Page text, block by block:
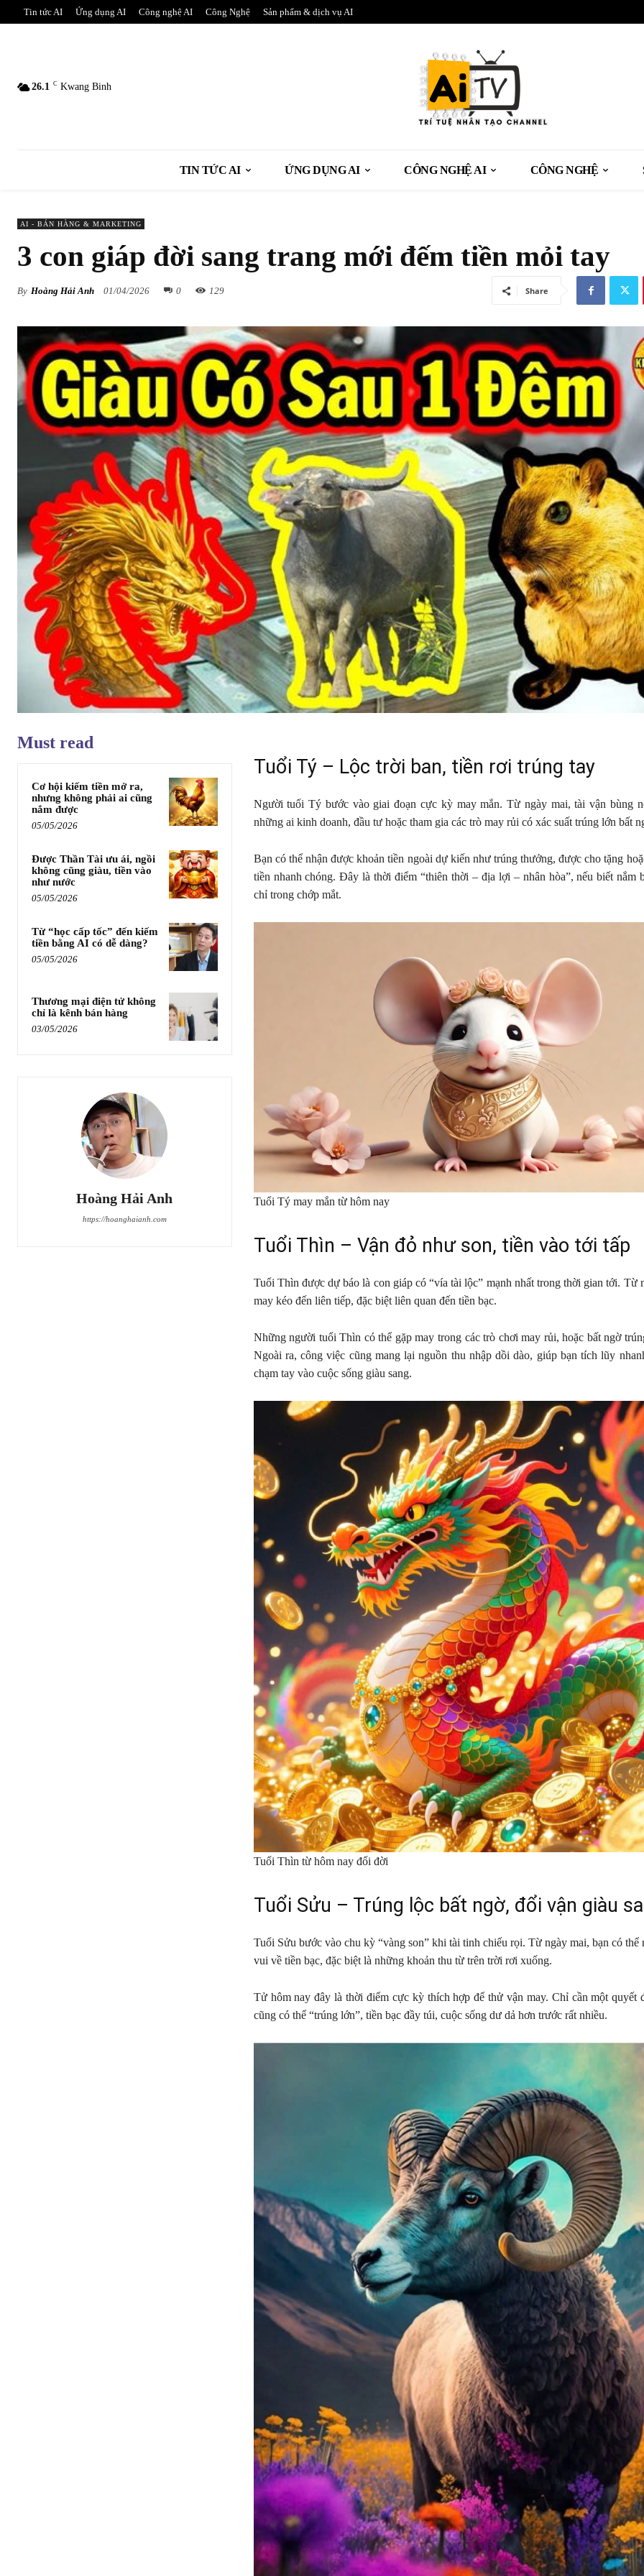
Tin tức AI Ứng dụng AI Công nghệ AI Công Nghệ Sản phẩm & dịch vụ AI
26.1 C Kwang Binh
TIN TỨC AI ỨNG DỤNG AI CÔNG NGHỆ AI CÔNG NGHỆ
AI - BÁN HÀNG & MARKETING
3 con giáp đời sang trang mới đếm tiền mỏi tay
By Hoàng Hải Anh 01/04/2026 0 129 Share
Must read
Cơ hội kiếm tiền mở ra,
nhưng không phải ai cũng
nắm được
05/05/2026
Được Thần Tài ưu ái, ngồi
không cũng giàu, tiền vào
như nước
05/05/2026
Từ “học cấp tốc” đến kiếm
tiền bằng AI có dễ dàng?
05/05/2026
Thương mại điện tử không
chỉ là kênh bán hàng
03/05/2026
Hoàng Hải Anh
https://hoanghaianh.com
Tuổi Tý – Lộc trời ban, tiền rơi trúng tay
Người tuổi Tý bước vào giai đoạn cực kỳ may mắn. Từ ngày mai, tài vận bùng
những ai kinh doanh, đầu tư hoặc tham gia các trò may rủi có xác suất trúng lớn bất
Bạn có thể nhận được khoản tiền ngoài dự kiến như trúng thưởng, được cho tặng
tiền nhanh chóng. Đây là thời điểm “thiên thời – địa lợi – nhân hòa”, nếu biết nắm
chỉ trong chớp mắt.
Tuổi Tý may mắn từ hôm nay
Tuổi Thìn – Vận đỏ như son, tiền vào tới tấp
Tuổi Thìn được dự báo là con giáp có “vía tài lộc” mạnh nhất trong thời gian tới. Từ
may kéo đến liên tiếp, đặc biệt liên quan đến tiền bạc.
Những người tuổi Thìn có thể gặp may trong các trò chơi may rủi, hoặc bất ngờ
Ngoài ra, công việc cũng mang lại nguồn thu nhập dồi dào, giúp bạn tích lũy
chạm tay vào cuộc sống giàu sang.
Tuổi Thìn từ hôm nay đổi đời
Tuổi Sửu – Trúng lộc bất ngờ, đổi vận giàu
Tuổi Sửu bước vào chu kỳ “vàng son” khi tài tinh chiếu rọi. Từ ngày mai, bạn có thể
vui về tiền bạc, đặc biệt là những khoản thu từ trên trời rơi xuống.
Tử hôm nay đây là thời điểm cực kỳ thích hợp để thử vận may. Chỉ cần một quyết
cũng có thể “trúng lớn”, tiền bạc đầy túi, cuộc sống dư dả hơn trước rất nhiều.